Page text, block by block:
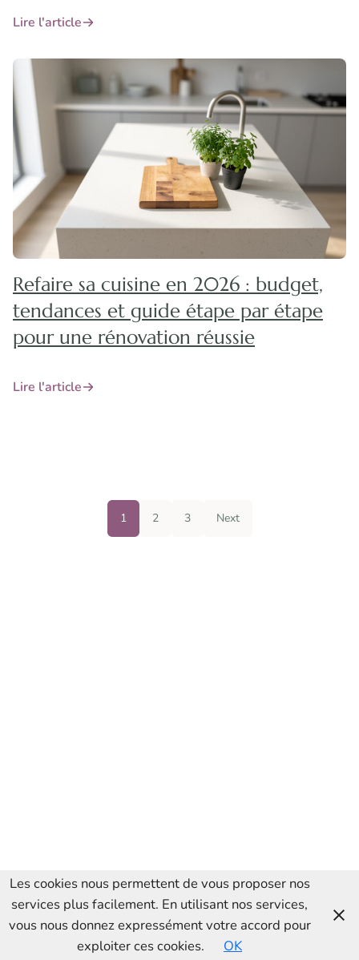
Lire l'article
Refaire sa cuisine en 2026 : budget,
tendances et guide étape par étape
pour une rénovation réussie
Lire l'article
1 2 3 Next
Les cookies nous permettent de vous proposer nos
services plus facilement. En utilisant nos services,
vous nous donnez expressément votre accord pour
exploiter ces cookies.
OK